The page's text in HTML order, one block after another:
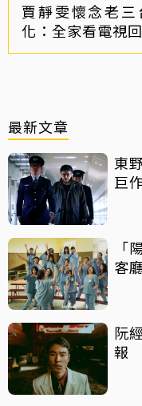
賈靜雯懷念老
化：全家看電視
最新文章
東
巨
「
客
阮
報